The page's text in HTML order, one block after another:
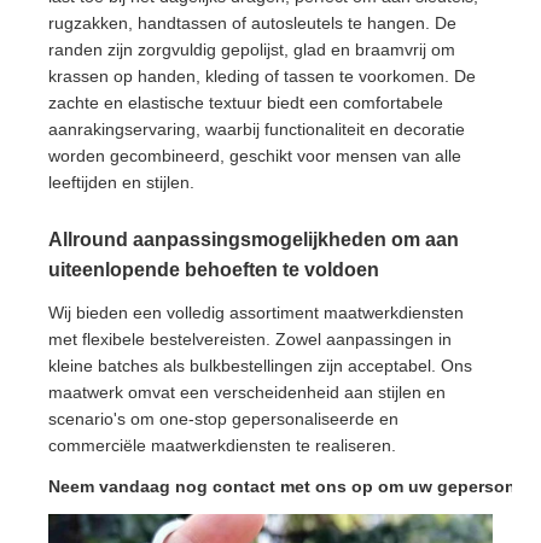
rugzakken, handtassen of autosleutels te hangen. De
randen zijn zorgvuldig gepolijst, glad en braamvrij om
krassen op handen, kleding of tassen te voorkomen. De
zachte en elastische textuur biedt een comfortabele
aanrakingservaring, waarbij functionaliteit en decoratie
worden gecombineerd, geschikt voor mensen van alle
leeftijden en stijlen.
Allround aanpassingsmogelijkheden om aan
uiteenlopende behoeften te voldoen
Wij bieden een volledig assortiment maatwerkdiensten
met flexibele bestelvereisten. Zowel aanpassingen in
kleine batches als bulkbestellingen zijn acceptabel. Ons
maatwerk omvat een verscheidenheid aan stijlen en
scenario's om one-stop gepersonaliseerde en
commerciële maatwerkdiensten te realiseren.
Neem vandaag nog contact met ons op om uw